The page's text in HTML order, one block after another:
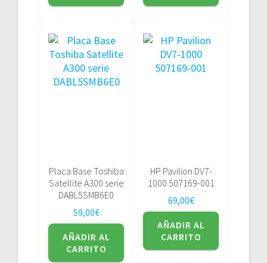
Placa Base Toshiba
Satellite A300 serie
DABL5SMB6E0
59,00€
AÑADIR AL
CARRITO
HP Pavilion DV7-
1000 507169-001
69,00€
AÑADIR AL
CARRITO